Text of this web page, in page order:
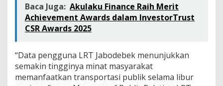
Baca Juga: Akulaku Finance Raih Merit
Achievement Awards dalam InvestorTrust
CSR Awards 2025
“Data pengguna LRT Jabodebek menunjukkan
semakin tingginya minat masyarakat
memanfaatkan transportasi publik selama libur